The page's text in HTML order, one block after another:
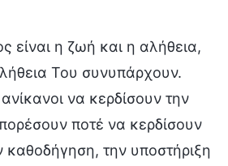
είναι η ζωή και η αλήθεια,
Του συνυπάρχουν.
ανίκανοι να κερδίσουν την
ποτέ να κερδίσουν
καθοδήγηση, την υποστήριξη